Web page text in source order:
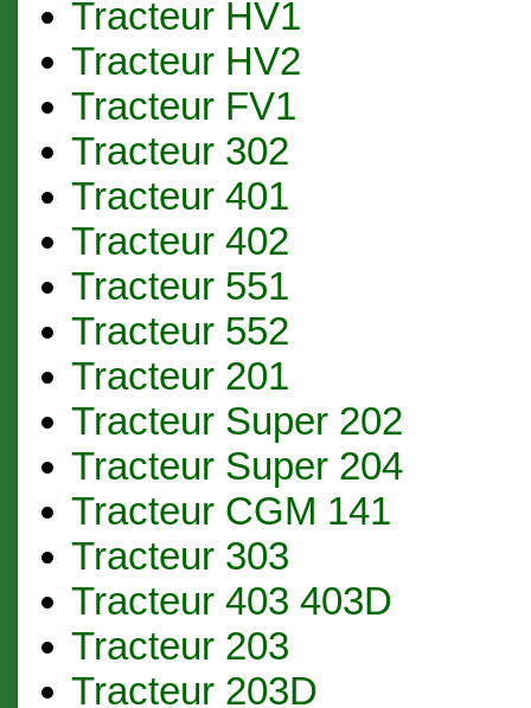
Tracteur HV1
Tracteur HV2
Tracteur FV1
Tracteur 302
Tracteur 401
Tracteur 402
Tracteur 551
Tracteur 552
Tracteur 201
Tracteur Super 202
Tracteur Super 204
Tracteur CGM 141
Tracteur 303
Tracteur 403 403D
Tracteur 203
Tracteur 203D